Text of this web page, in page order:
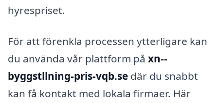
hyrespriset.
För att förenkla processen ytterligare kan
du använda vår plattform på xn--
byggstllning-pris-vqb.se där du snabbt
kan få kontakt med lokala firmaer. Här